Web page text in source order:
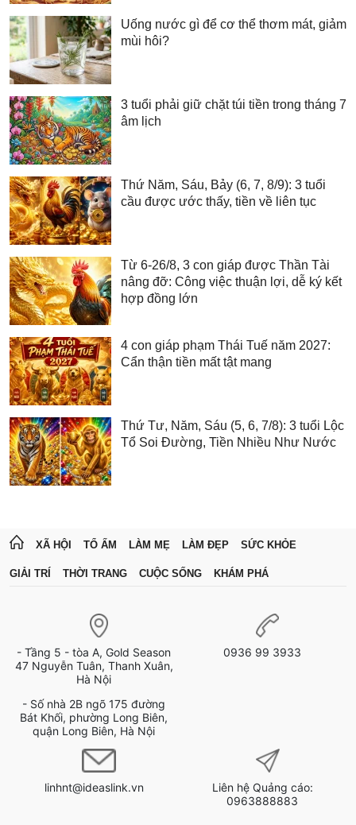
Uống nước gì để cơ thể thơm mát, giảm
mùi hôi?
3 tuổi phải giữ chặt túi tiền trong tháng 7
âm lịch
Thứ Năm, Sáu, Bảy (6, 7, 8/9): 3 tuổi
cầu được ước thấy, tiền về liên tục
Từ 6-26/8, 3 con giáp được Thần Tài
nâng đỡ: Công việc thuận lợi, dễ ký kết
hợp đồng lớn
4 con giáp phạm Thái Tuế năm 2027:
Cẩn thận tiền mất tật mang
Thứ Tư, Năm, Sáu (5, 6, 7/8): 3 tuổi Lộc
Tổ Soi Đường, Tiền Nhiều Như Nước
XÃ HỘI TỔ ẤM LÀM MẸ LÀM ĐẸP SỨC KHỎE
GIẢI TRÍ THỜI TRANG CUỘC SỐNG KHÁM PHÁ
- Tầng 5 - tòa A, Gold Season
47 Nguyễn Tuân, Thanh Xuân,
Hà Nội
- Số nhà 2B ngõ 175 đường
Bát Khối, phường Long Biên,
quận Long Biên, Hà Nội
0936 99 3933
linhnt@ideaslink.vn
Liên hệ Quảng cáo:
0963888883